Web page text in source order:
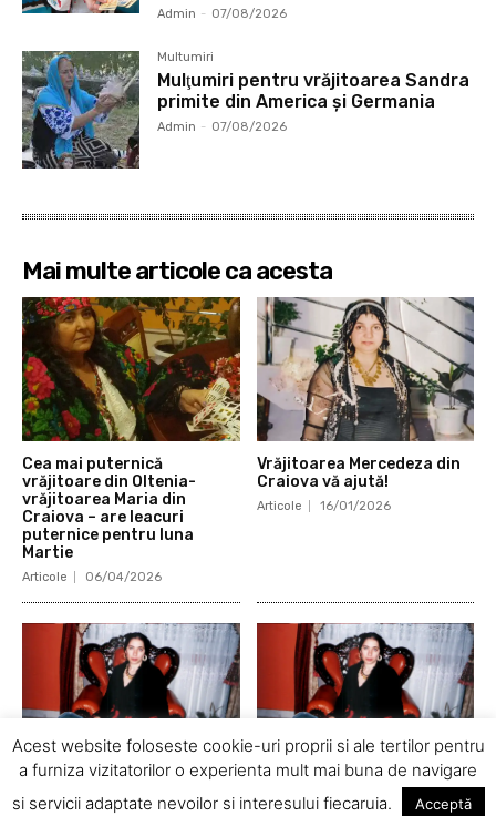
Admin - 07/08/2026
Multumiri
Mulţumiri pentru vrăjitoarea Sandra
primite din America și Germania
Admin - 07/08/2026
Mai multe articole ca acesta
Cea mai puternică
vrăjitoare din Oltenia-
vrăjitoarea Maria din
Craiova – are leacuri
puternice pentru luna
Martie
Articole 06/04/2026
Vrăjitoarea Mercedeza din
Craiova vă ajută!
Articole 16/01/2026
simtă liber și să trăiască
Dependența lui de alcool
chiar ne distruge căsnica
Acest website foloseste cookie-uri proprii si ale tertilor pentru
a furniza vizitatorilor o experienta mult mai buna de navigare
si servicii adaptate nevoilor si interesului fiecaruia.
Acceptă